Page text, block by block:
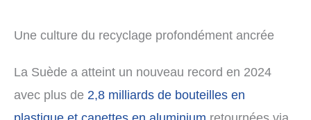
Une culture du recyclage profondément ancrée
La Suède a atteint un nouveau record en 2024
avec plus de 2,8 milliards de bouteilles en